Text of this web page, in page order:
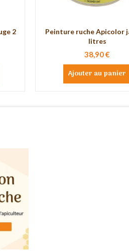
2
Peinture ruche Apicolor
litres
38,90 €
Ajouter au panier